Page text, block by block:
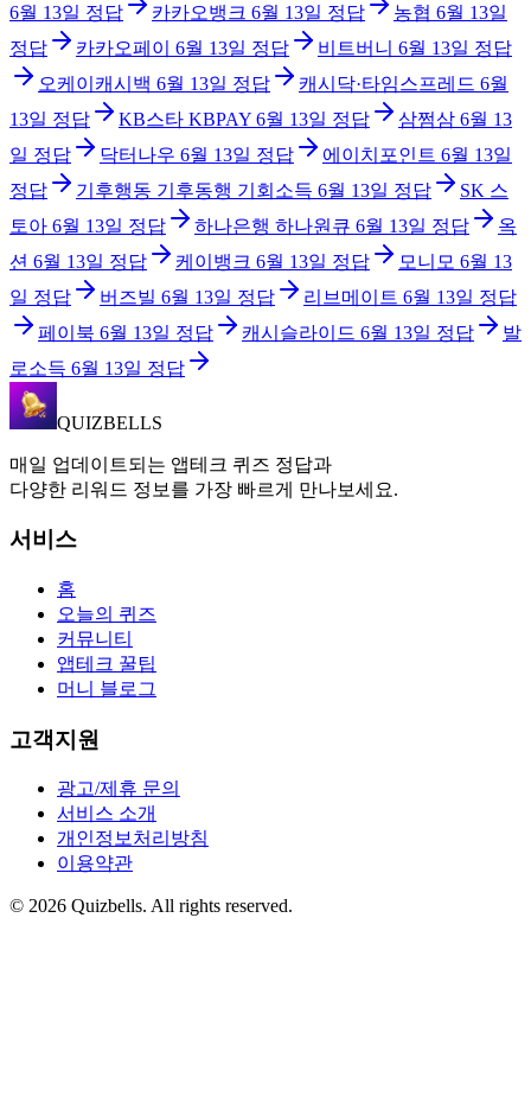
6월 13일 정답 카카오뱅크 6월 13일 정답 농협 6월 13일
정답
카카오페이 6월 13일 정답 비트버니 6월 13일 정답
오케이캐시백 6월 13일 정답 캐시닥·타임스프레드 6월
13일 정답 KB스타 KBPAY 6월 13일 정답 삼쩜삼 6월 13
일 정답 닥터나우 6월 13일 정답 에이치포인트 6월 13일
정답
기후행동 기후동행 기회소득 6월 13일 정답
SK 스
토아 6월 13일 정답 하나은행 하나원큐 6월 13일 정답
옥
션 6월 13일 정답 케이뱅크 6월 13일 정답 모니모 6월 13
일 정답 버즈빌 6월 13일 정답 리브메이트 6월 13일 정답
페이북 6월 13일 정답 캐시슬라이드 6월 13일 정답
발
로소득 6월 13일 정답
QUIZBELLS
매일 업데이트되는 앱테크 퀴즈 정답과
다양한 리워드 정보를 가장 빠르게 만나보세요.
서비스
홈
오늘의 퀴즈
커뮤니티
앱테크 꿀팁
머니 블로그
고객지원
광고/제휴 문의
서비스 소개
개인정보처리방침
이용약관
© 2026 Quizbells. All rights reserved.